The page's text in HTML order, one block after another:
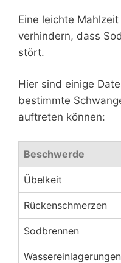
Eine leichte
verhindern, dass
stört.
Hier sind einige
bestimmte
auftreten können:
Beschwerde
Übelkeit
Rückenschmerzen
Sodbrennen
Wassereinlagerungen